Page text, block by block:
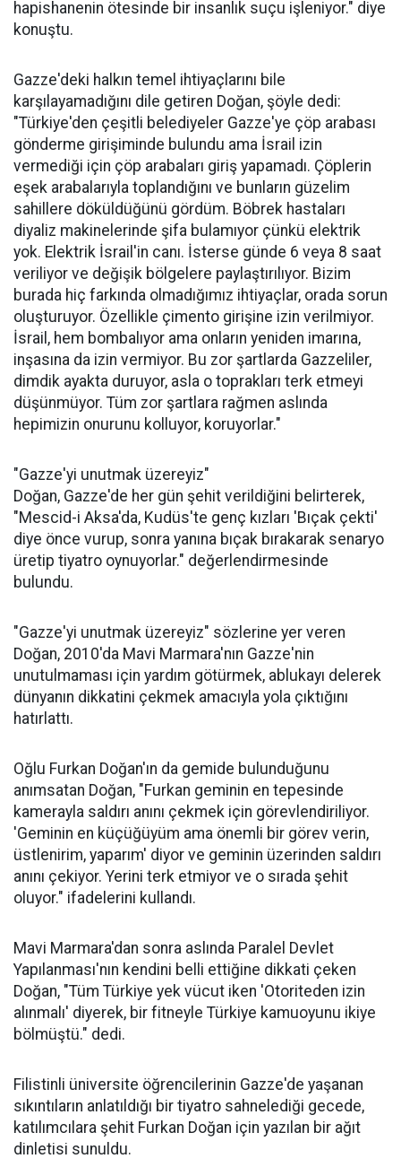
hapishanenin ötesinde bir insanlık suçu işleniyor." diye
konuştu.
Gazze'deki halkın temel ihtiyaçlarını bile
karşılayamadığını dile getiren Doğan, şöyle dedi:
"Türkiye'den çeşitli belediyeler Gazze'ye çöp arabası
gönderme girişiminde bulundu ama İsrail izin
vermediği için çöp arabaları giriş yapamadı. Çöplerin
eşek arabalarıyla toplandığını ve bunların güzelim
sahillere döküldüğünü gördüm. Böbrek hastaları
diyaliz makinelerinde şifa bulamıyor çünkü elektrik
yok. Elektrik İsrail'in canı. İsterse günde 6 veya 8 saat
veriliyor ve değişik bölgelere paylaştırılıyor. Bizim
burada hiç farkında olmadığımız ihtiyaçlar, orada sorun
oluşturuyor. Özellikle çimento girişine izin verilmiyor.
İsrail, hem bombalıyor ama onların yeniden imarına,
inşasına da izin vermiyor. Bu zor şartlarda Gazzeliler,
dimdik ayakta duruyor, asla o toprakları terk etmeyi
düşünmüyor. Tüm zor şartlara rağmen aslında
hepimizin onurunu kolluyor, koruyorlar."
"Gazze'yi unutmak üzereyiz"
Doğan, Gazze'de her gün şehit verildiğini belirterek,
"Mescid-i Aksa'da, Kudüs'te genç kızları 'Bıçak çekti'
diye önce vurup, sonra yanına bıçak bırakarak senaryo
üretip tiyatro oynuyorlar." değerlendirmesinde
bulundu.
"Gazze'yi unutmak üzereyiz" sözlerine yer veren
Doğan, 2010'da Mavi Marmara'nın Gazze'nin
unutulmaması için yardım götürmek, ablukayı delerek
dünyanın dikkatini çekmek amacıyla yola çıktığını
hatırlattı.
Oğlu Furkan Doğan'ın da gemide bulunduğunu
anımsatan Doğan, "Furkan geminin en tepesinde
kamerayla saldırı anını çekmek için görevlendiriliyor.
'Geminin en küçüğüyüm ama önemli bir görev verin,
üstlenirim, yaparım' diyor ve geminin üzerinden saldırı
anını çekiyor. Yerini terk etmiyor ve o sırada şehit
oluyor." ifadelerini kullandı.
Mavi Marmara'dan sonra aslında Paralel Devlet
Yapılanması'nın kendini belli ettiğine dikkati çeken
Doğan, "Tüm Türkiye yek vücut iken 'Otoriteden izin
alınmalı' diyerek, bir fitneyle Türkiye kamuoyunu ikiye
bölmüştü." dedi.
Filistinli üniversite öğrencilerinin Gazze'de yaşanan
sıkıntıların anlatıldığı bir tiyatro sahnelediği gecede,
katılımcılara şehit Furkan Doğan için yazılan bir ağıt
dinletisi sunuldu.